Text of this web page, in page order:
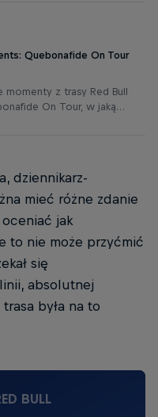
Quebonafide On Tour
momenty z trasy Red Bull
On Tour, w jaką
dziennikarz-
mieć różne zdanie
jak
to nie może przyćmić
się
absolutnej
była na to
BULL